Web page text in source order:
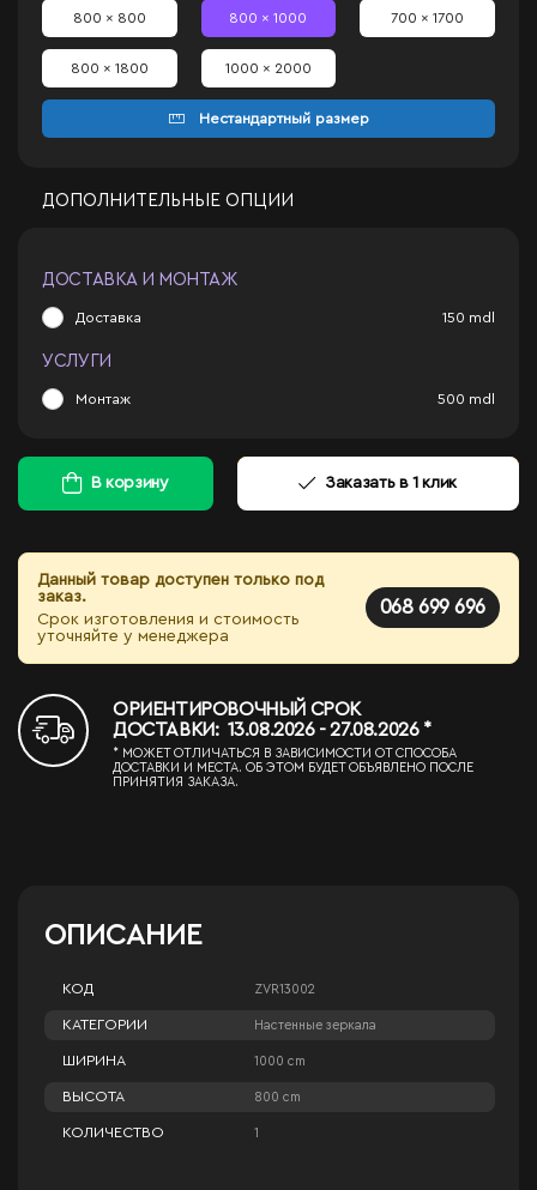
800 x 800 800 x 1000 700 x 1700
800 x 1800 1000 x 2000
Нестандартный размер
ДОПОЛНИТЕЛЬНЫЕ ОПЦИИ
ДОСТАВКА И МОНТАЖ
Доставка 150 mdl
УСЛУГИ
Монтаж 500 mdl
В корзину Заказать в 1 клик
Данный товар доступен только под
заказ.
Срок изготовления и стоимость
уточняйте у менеджера
068 699 696
ОРИЕНТИРОВОЧНЫЙ СРОК
ДОСТАВКИ: 13.08.2026 - 27.08.2026 *
* МОЖЕТ ОТЛИЧАТЬСЯ В ЗАВИСИМОСТИ ОТ СПОСОБА
ДОСТАВКИ И МЕСТА. ОБ ЭТОМ БУДЕТ ОБЪЯВЛЕНО ПОСЛЕ
ПРИНЯТИЯ ЗАКАЗА.
ОПИСАНИЕ
КОД ZVR13002
КАТЕГОРИИ Настенные зеркала
ШИРИНА 1000 cm
ВЫСОТА 800 cm
КОЛИЧЕСТВО 1